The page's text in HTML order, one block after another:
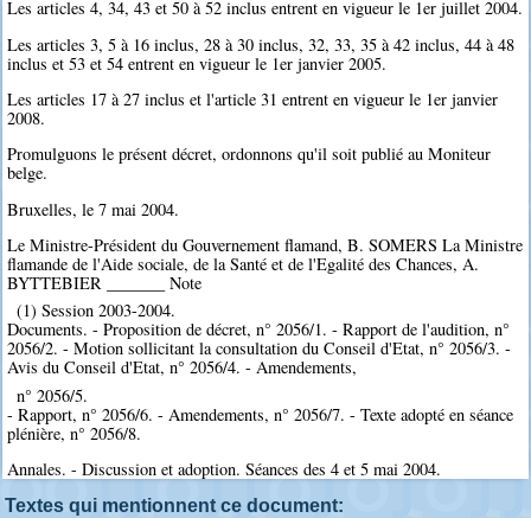
Les articles 4, 34, 43 et 50 à 52 inclus entrent en vigueur le 1er juillet 2004.
Les articles 3, 5 à 16 inclus, 28 à 30 inclus, 32, 33, 35 à 42 inclus, 44 à 48
inclus et 53 et 54 entrent en vigueur le 1er janvier 2005.
Les articles 17 à 27 inclus et l'article 31 entrent en vigueur le 1er janvier
2008.
Promulguons le présent décret, ordonnons qu'il soit publié au Moniteur
belge.
Bruxelles, le 7 mai 2004.
Le Ministre-Président du Gouvernement flamand, B. SOMERS La Ministre
flamande de l'Aide sociale, de la Santé et de l'Egalité des Chances, A.
BYTTEBIER _______ Note
(1) Session 2003-2004.
Documents. - Proposition de décret, n° 2056/1. - Rapport de l'audition, n°
2056/2. - Motion sollicitant la consultation du Conseil d'Etat, n° 2056/3. -
Avis du Conseil d'Etat, n° 2056/4. - Amendements,
n° 2056/5.
- Rapport, n° 2056/6. - Amendements, n° 2056/7. - Texte adopté en séance
plénière, n° 2056/8.
Annales. - Discussion et adoption. Séances des 4 et 5 mai 2004.
Textes qui mentionnent ce document: